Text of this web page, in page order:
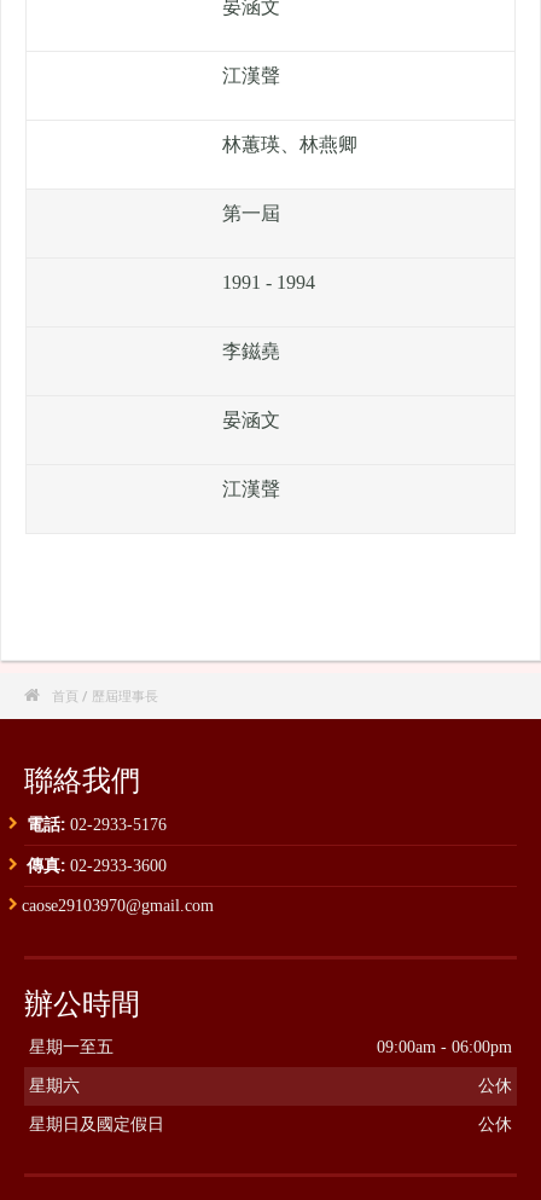
晏涵文
江漢聲
林蕙瑛、林燕卿
第一屆
1991 - 1994
李鎡堯
晏涵文
江漢聲
 首頁 / 歷屆理事長
聯絡我們
電話: 02-2933-5176
傳真: 02-2933-3600
caose29103970@gmail.com
辦公時間
星期一至五 09:00am - 06:00pm
星期六 公休
星期日及國定假日 公休